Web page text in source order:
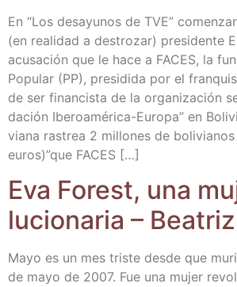
En “Los desa­yu­nos de TVE”
(en reali­dad a des­tro­zar) pre­si­den­te
acu­sa­ción que le hace a FACES, la
Popu­lar (PP), pre­si­di­da por el
de ser finan­cis­ta de la orga­ni­za­ción
da­ción Ibe­­ro­a­mé­­ri­­ca-Euro­­pa” en
via­na ras­trea 2 millo­nes de
euros)”que FACES […]
Eva Forest, una
lu­cio­na­ria –
Mayo es un mes tris­te des­de que
de mayo de 2007. Fue una mujer